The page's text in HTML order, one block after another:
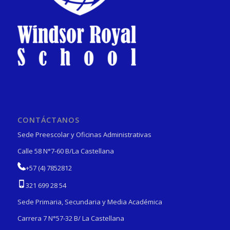
CONTÁCTANOS
Sede Preescolar y Oficinas Administrativas
Calle 58 N°7-60 B/La Castellana
+57 (4) 7852812
321 699 28 54
Sede Primaria, Secundaria y Media Académica
Carrera 7 N°57-32 B/ La Castellana